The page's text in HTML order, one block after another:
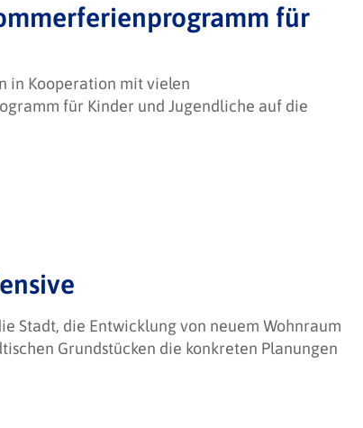
für
in Kooperation mit vielen
für Kinder und Jugendliche auf die
Stadt, die Entwicklung von neuem Wohnraum
Grundstücken die konkreten Planungen